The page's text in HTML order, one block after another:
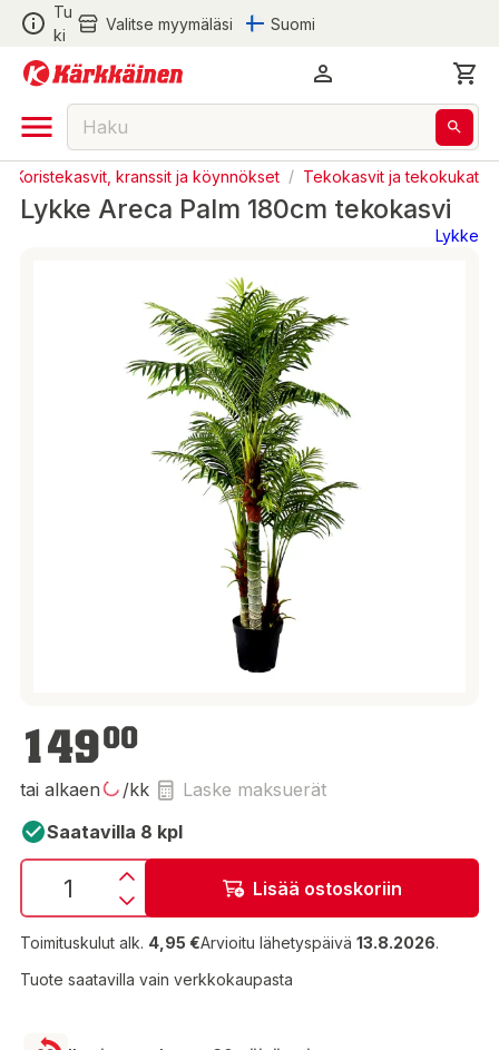
Tu
ki
Valitse myymäläsi Suomi
Koristekasvit, kranssit ja köynnökset / Tekokasvit ja tekokukat
Lykke Areca Palm 180cm tekokasvi
Lykke
149,00 €
14900
tai alkaen /kk
Laske maksuerät
Saatavilla 8 kpl
Lisää ostoskoriin
Toimituskulut alk. 4,95 €Arvioitu lähetyspäivä 13.8.2026.
Tuote saatavilla vain verkkokaupasta